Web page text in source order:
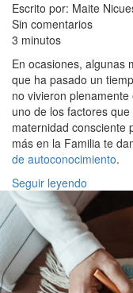
Escrito por: Maite
Sin comentarios
3 minutos
En ocasiones, algunas
que ha pasado un
no vivieron
uno de los factores
maternidad consciente
más en la Familia te
de autoconocimiento.
Seguir leyendo